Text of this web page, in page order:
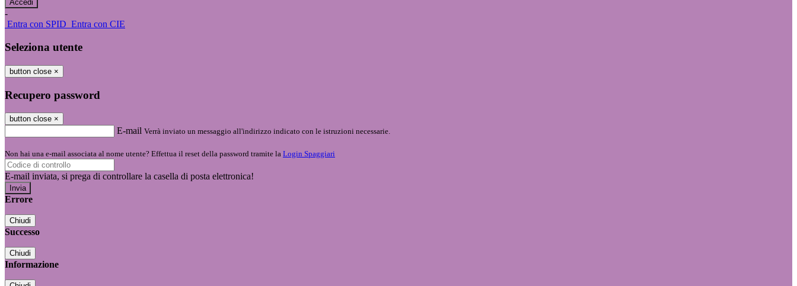
-
Entra con SPID Entra con CIE
Seleziona utente
button close ×
Recupero password
button close ×
E-mail Verrà inviato un messaggio all'indirizzo indicato con le istruzioni necessarie.
Non hai una e-mail associata al nome utente? Effettua il reset della password tramite la Login Spaggiari
E-mail inviata, si prega di controllare la casella di posta elettronica!
Errore
Chiudi
Successo
Chiudi
Informazione